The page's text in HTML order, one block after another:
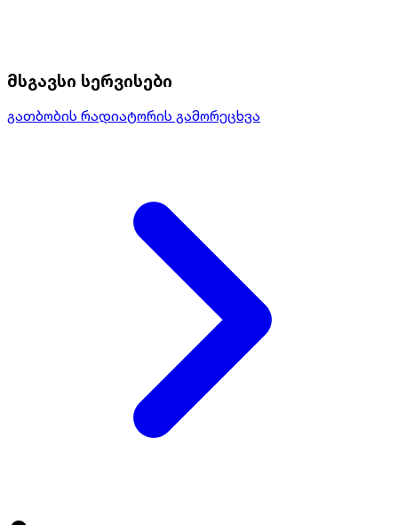
მსგავსი სერვისები
გათბობის რადიატორის გამორეცხვა